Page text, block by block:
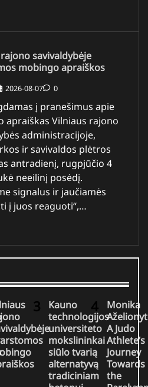
savivaldybėje
mobingo apraiškos
2026-08-07 0
į pranešimus apie
apraiškas Vilniaus rajono
administracijoje,
ir savivaldos plėtros
antradienį, rugpjūčio 4
neeilinį posėdį.
signalus ir jaučiamės
į juos reaguoti“,…
Kauno
technologijos
universiteto
mokslininkai
siūlo tvarią
alternatyvą
tradiciniam
Monika
A Judo
Athlete’s
Journey
Towards
the